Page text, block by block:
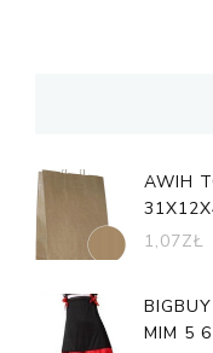
AWIH
1,07ZŁ
MIM 5